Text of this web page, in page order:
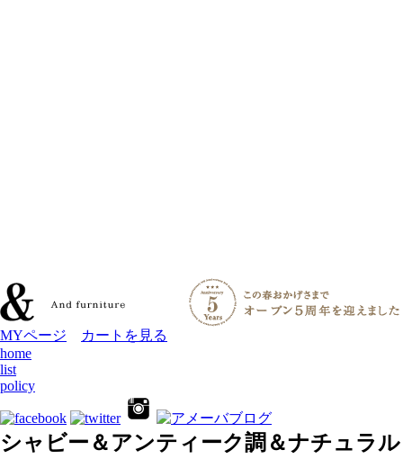
MYページ
カートを見る
home
list
policy
シャビー＆アンティーク調＆ナチュラル